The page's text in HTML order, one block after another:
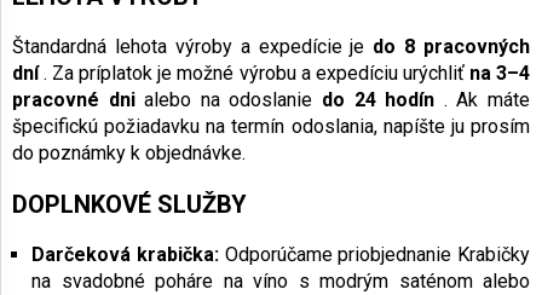
Štandardná lehota výroby a expedície je do 8 pracovných
dní. Za príplatok je možné výrobu a expedíciu urýchliť na 3–4
pracovné dnialebo na odoslanie do 24 hodín . Ak máte
špecifickú požiadavku na termín odoslania, napíšte ju prosím
do poznámky k objednávke.
DOPLNKOVÉ SLUŽBY
Darčeková krabička:Odporúčame priobjednanie Krabičky
na svadobné poháre na víno s modrým saténom alebo